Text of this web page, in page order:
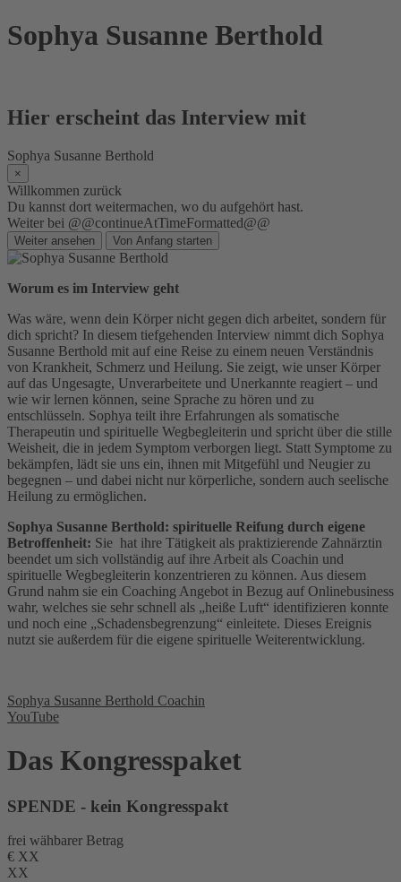
Skip
to
Sophya Susanne Berthold
Hier erscheint das Interview mit
Sophya Susanne Berthold
×
Willkommen zurück
Du kannst dort weitermachen, wo du aufgehört hast.
Weiter bei @@continueAtTimeFormatted@@
Weiter ansehen Von Anfang starten
Worum es im Interview geht
Was wäre, wenn dein Körper nicht gegen dich arbeitet, sondern für
dich spricht? In diesem tiefgehenden Interview nimmt dich Sophya
Susanne Berthold mit auf eine Reise zu einem neuen Verständnis
von Krankheit, Schmerz und Heilung. Sie zeigt, wie unser Körper
auf das Ungesagte, Unverarbeitete und Unerkannte reagiert – und
wie wir lernen können, seine Sprache zu hören und zu
entschlüsseln. Sophya teilt ihre Erfahrungen als somatische
Therapeutin und spirituelle Wegbegleiterin und spricht über die stille
Weisheit, die in jedem Symptom verborgen liegt. Statt Symptome zu
bekämpfen, lädt sie uns ein, ihnen mit Mitgefühl und Neugier zu
begegnen – und dabei nicht nur körperliche, sondern auch seelische
Heilung zu ermöglichen.
Sophya Susanne Berthold: spirituelle Reifung durch eigene
Betroffenheit: Sie hat ihre Tätigkeit als praktizierende Zahnärztin
beendet um sich vollständig auf ihre Arbeit als Coachin und
spirituelle Wegbegleiterin konzentrieren zu können. Aus diesem
Grund nahm sie ein Coaching Angebot in Bezug auf Onlinebusiness
wahr, welches sie sehr schnell als „heiße Luft“ identifizieren konnte
und noch eine „Schadensbegrenzung“ einleitete. Dieses Ereignis
nutzt sie außerdem für die eigene spirituelle Weiterentwicklung.
Sophya Susanne Berthold Coachin
YouTube
Das Kongresspaket
SPENDE - kein Kongresspakt
frei wähbarer Betrag
€ XX
XX